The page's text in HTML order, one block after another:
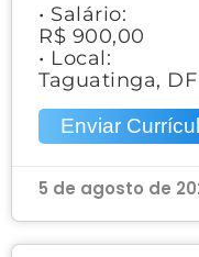
• Salário:
R$ 900,00
• Local:
Taguatinga, DF
Enviar
5 de agosto de